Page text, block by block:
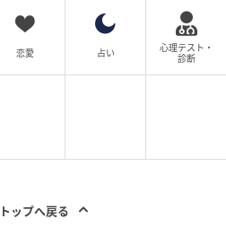
う。けれど、あえて中心にと
すこと。その積み重ねが、
る」と参加者たちにエール
恋愛 占い
心理テスト・
診断
ップへ戻る